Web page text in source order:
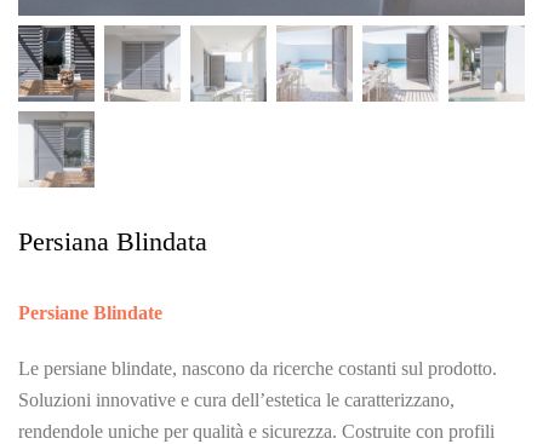
Persiana Blindata
Persiane Blindate
Le persiane blindate, nascono da ricerche costanti sul prodotto.
Soluzioni innovative e cura dell’estetica le caratterizzano,
rendendole uniche per qualità e sicurezza. Costruite con profili